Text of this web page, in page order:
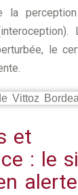
la
le
et
: le
alerte